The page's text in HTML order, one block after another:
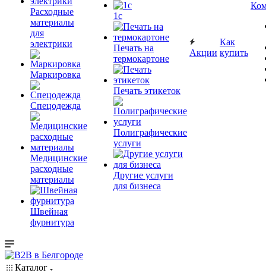
Расходные
материалы
для
электрики
Маркировка
Спецодежда
Медицинские
расходные
материалы
Швейная
фурнитура
1c
Печать на
термокартоне
Печать этикеток
Полиграфические
услуги
Другие услуги
для бизнеса
Акции
Как
купить
Каталог